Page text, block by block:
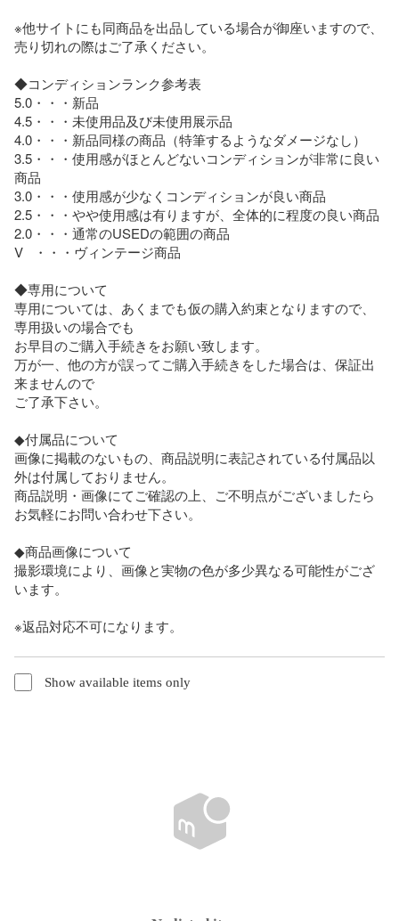
※他サイトにも同商品を出品している場合が御座いますので、
売り切れの際はご了承ください。
◆コンディションランク参考表
5.0・・・新品
4.5・・・未使用品及び未使用展示品
4.0・・・新品同様の商品（特筆するようなダメージなし）
3.5・・・使用感がほとんどないコンディションが非常に良い
商品
3.0・・・使用感が少なくコンディションが良い商品
2.5・・・やや使用感は有りますが、全体的に程度の良い商品
2.0・・・通常のUSEDの範囲の商品
V   ・・・ヴィンテージ商品
◆専用について
専用については、あくまでも仮の購入約束となりますので、
専用扱いの場合でも
お早目のご購入手続きをお願い致します。
万が一、他の方が誤ってご購入手続きをした場合は、保証出
来ませんので
ご了承下さい。
◆付属品について
画像に掲載のないもの、商品説明に表記されている付属品以
外は付属しておりません。
商品説明・画像にてご確認の上、ご不明点がございましたら
お気軽にお問い合わせ下さい。
◆商品画像について
撮影環境により、画像と実物の色が多少異なる可能性がござ
います。
※返品対応不可になります。
Show available items only